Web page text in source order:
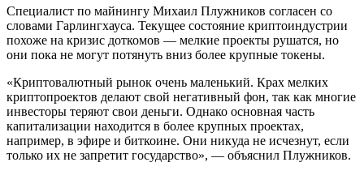
Специалист по майнингу Михаил Плужников согласен со
словами Гарлингхауса. Текущее состояние криптоиндустрии
похоже на кризис доткомов — мелкие проекты рушатся, но
они пока не могут потянуть вниз более крупные токены.
«Криптовалютный рынок очень маленький. Крах мелких
криптопроектов делают свой негативный фон, так как многие
инвесторы теряют свои деньги. Однако основная часть
капитализации находится в более крупных проектах,
например, в эфире и биткоине. Они никуда не исчезнут, если
только их не запретит государство», — объяснил Плужников.